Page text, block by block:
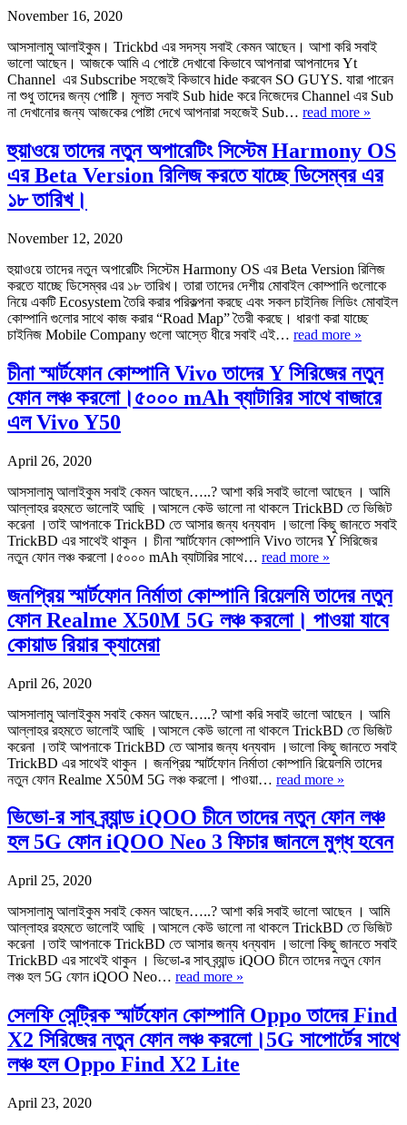
November 16, 2020
আসসালামু আলাইকুম। Trickbd এর সদস্য সবাই কেমন আছেন। আশা করি সবাই
ভালো আছেন। আজকে আমি এ পোষ্টে দেখাবো কিভাবে আপনারা আপনাদের Yt
Channel এর Subscribe সহজেই কিভাবে hide করবেন SO GUYS. যারা পারেন
না শুধু তাদের জন্য পোষ্টি। মূলত সবাই Sub hide করে নিজেদের Channel এর Sub
না দেখানোর জন্য আজকের পোষ্টা দেখে আপনারা সহজেই Sub… read more »
হুয়াওয়ে তাদের নতুন অপারেটিং সিস্টেম Harmony OS
এর Beta Version রিলিজ করতে যাচ্ছে ডিসেম্বর এর
১৮ তারিখ।
November 12, 2020
হুয়াওয়ে তাদের নতুন অপারেটিং সিস্টেম Harmony OS এর Beta Version রিলিজ
করতে যাচ্ছে ডিসেম্বর এর ১৮ তারিখ। তারা তাদের দেশীয় মোবাইল কোম্পানি গুলোকে
নিয়ে একটি Ecosystem তৈরি করার পরিকল্পনা করছে এবং সকল চাইনিজ লিডিং মোবাইল
কোম্পানি গুলোর সাথে কাজ করার “Road Map” তৈরী করছে। ধারণা করা যাচ্ছে
চাইনিজ Mobile Company গুলো আস্তে ধীরে সবাই এই… read more »
চীনা স্মার্টফোন কোম্পানি Vivo তাদের Y সিরিজের নতুন
ফোন লঞ্চ করলো।৫০০০ mAh ব্যাটারির সাথে বাজারে
এল Vivo Y50
April 26, 2020
আসসালামু আলাইকুম সবাই কেমন আছেন…..? আশা করি সবাই ভালো আছেন । আমি
আল্লাহর রহমতে ভালোই আছি ।আসলে কেউ ভালো না থাকলে TrickBD তে ভিজিট
করেনা ।তাই আপনাকে TrickBD তে আসার জন্য ধন্যবাদ ।ভালো কিছু জানতে সবাই
TrickBD এর সাথেই থাকুন । চীনা স্মার্টফোন কোম্পানি Vivo তাদের Y সিরিজের
নতুন ফোন লঞ্চ করলো।৫০০০ mAh ব্যাটারির সাথে… read more »
জনপ্রিয় স্মার্টফোন নির্মাতা কোম্পানি রিয়েলমি তাদের নতুন
ফোন Realme X50M 5G লঞ্চ করলো। পাওয়া যাবে
কোয়াড রিয়ার ক্যামেরা
April 26, 2020
আসসালামু আলাইকুম সবাই কেমন আছেন…..? আশা করি সবাই ভালো আছেন । আমি
আল্লাহর রহমতে ভালোই আছি ।আসলে কেউ ভালো না থাকলে TrickBD তে ভিজিট
করেনা ।তাই আপনাকে TrickBD তে আসার জন্য ধন্যবাদ ।ভালো কিছু জানতে সবাই
TrickBD এর সাথেই থাকুন । জনপ্রিয় স্মার্টফোন নির্মাতা কোম্পানি রিয়েলমি তাদের
নতুন ফোন Realme X50M 5G লঞ্চ করলো। পাওয়া… read more »
ভিভো-র সাব ব্র্যান্ড iQOO চীনে তাদের নতুন ফোন লঞ্চ
হল 5G ফোন iQOO Neo 3 ফিচার জানলে মুগ্ধ হবেন
April 25, 2020
আসসালামু আলাইকুম সবাই কেমন আছেন…..? আশা করি সবাই ভালো আছেন । আমি
আল্লাহর রহমতে ভালোই আছি ।আসলে কেউ ভালো না থাকলে TrickBD তে ভিজিট
করেনা ।তাই আপনাকে TrickBD তে আসার জন্য ধন্যবাদ ।ভালো কিছু জানতে সবাই
TrickBD এর সাথেই থাকুন । ভিভো-র সাব ব্র্যান্ড iQOO চীনে তাদের নতুন ফোন
লঞ্চ হল 5G ফোন iQOO Neo… read more »
সেলফি সেন্ট্রিক স্মার্টফোন কোম্পানি Oppo তাদের Find
X2 সিরিজের নতুন ফোন লঞ্চ করলো।5G সাপোর্টের সাথে
লঞ্চ হল Oppo Find X2 Lite
April 23, 2020